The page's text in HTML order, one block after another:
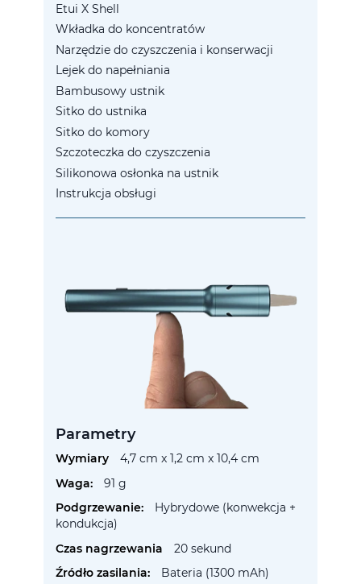
Etui X Shell
Wkładka do koncentratów
Narzędzie do czyszczenia i konserwacji
Lejek do napełniania
Bambusowy ustnik
Sitko do ustnika
Sitko do komory
Szczoteczka do czyszczenia
Silikonowa osłonka na ustnik
Instrukcja obsługi
Parametry
Więcej
4,7 cm x 1,2 cm x 10,4 cm
91 g
Hybrydowe (konwekcja +
kondukcja)
20 sekund
Bateria (1300 mAh)